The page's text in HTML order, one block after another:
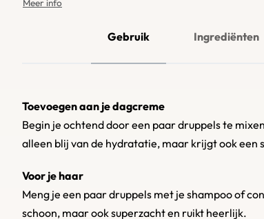
velden van Frankrijk, waar lavendel niet alleen
Gebruiksmogelijkheden
Gebruik het in een diffuser voor een rustgevend
Lavendelolie is ook perfect voor een massage.
geurkaarsen of zeepjes.
Gebruik Ingrediënten
Toevoegen aan je dagcreme
Begin je ochtend door een paar druppels te
alleen blij van de hydratatie, maar krijgt ook een
Voor je haar
Meng je een paar druppels met je shampoo of
schoon, maar ook superzacht en ruikt heerlijk.